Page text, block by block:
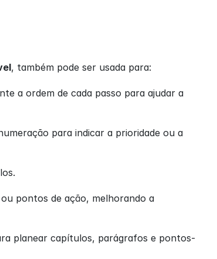
, também pode ser usada para:
a ordem de cada passo para ajudar a
para indicar a prioridade ou a
pontos de ação, melhorando a
planear capítulos, parágrafos e pontos-